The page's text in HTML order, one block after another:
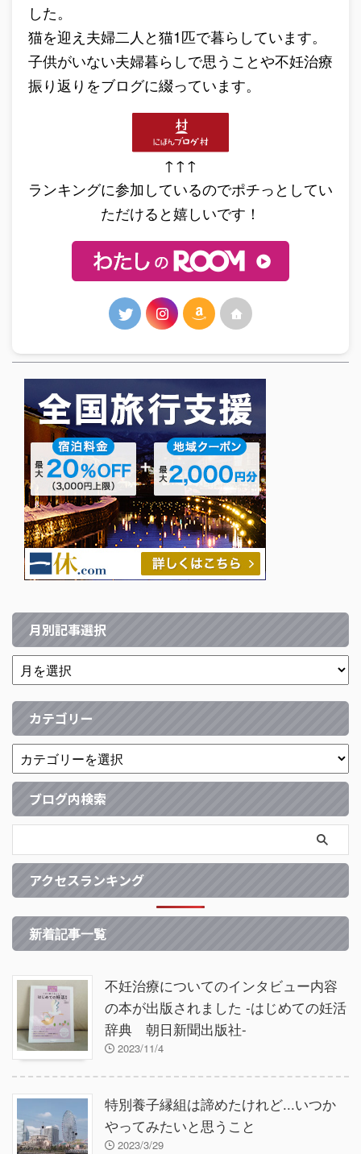
した。
猫を迎え夫婦二人と猫1匹で暮らしています。
子供がいない夫婦暮らしで思うことや不妊治療
振り返りをブログに綴っています。
↑↑↑
ランキングに参加しているのでポチっとしてい
ただけると嬉しいです！
月別記事選択
カテゴリー
ブログ内検索
アクセスランキング
新着記事一覧
不妊治療についてのインタビュー内容
の本が出版されました -はじめての妊活
辞典 朝日新聞出版社-
2023/11/4
特別養子縁組は諦めたけれど...いつか
やってみたいと思うこと
2023/3/29